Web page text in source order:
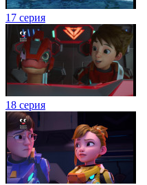
17 серия
18 серия